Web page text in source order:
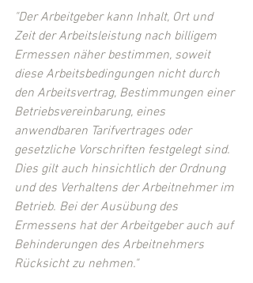
"Der Arbeitgeber kann Inhalt, Ort und
Zeit der Arbeitsleistung nach billigem
Ermessen näher bestimmen, soweit
diese Arbeitsbedingungen nicht durch
den Arbeitsvertrag, Bestimmungen einer
Betriebsvereinbarung, eines
anwendbaren Tarifvertrages oder
gesetzliche Vorschriften festgelegt sind.
Dies gilt auch hinsichtlich der Ordnung
und des Verhaltens der Arbeitnehmer im
Betrieb. Bei der Ausübung des
Ermessens hat der Arbeitgeber auch auf
Behinderungen des Arbeitnehmers
Rücksicht zu nehmen."